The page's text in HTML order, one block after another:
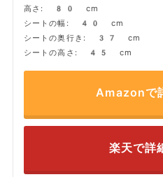
高さ: 80 cm
シートの幅: 40 cm
シートの奥行き: 37 cm
シートの高さ: 45 cm
Amazonで
楽天で詳